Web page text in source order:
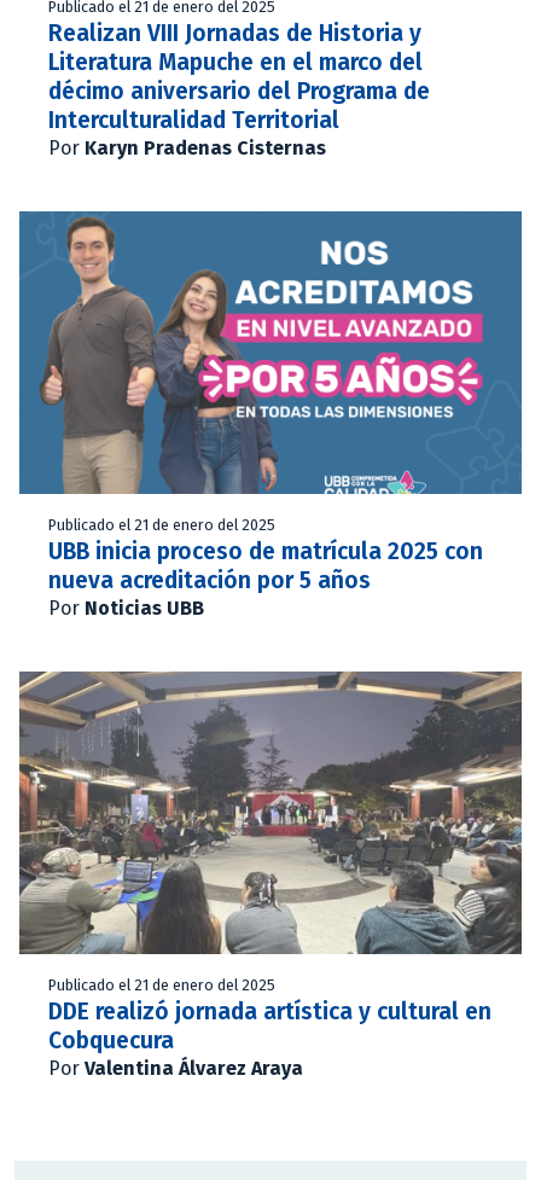
Publicado el 21 de enero del 2025
Realizan VIII Jornadas de Historia y
Literatura Mapuche en el marco del
décimo aniversario del Programa de
Interculturalidad Territorial
Por Karyn Pradenas Cisternas
Publicado el 21 de enero del 2025
UBB inicia proceso de matrícula 2025 con
nueva acreditación por 5 años
Por Noticias UBB
Publicado el 21 de enero del 2025
DDE realizó jornada artística y cultural en
Cobquecura
Por Valentina Álvarez Araya